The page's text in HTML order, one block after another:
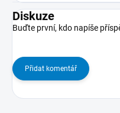
Diskuze
Buďte první, kdo napíše
Přidat komentář